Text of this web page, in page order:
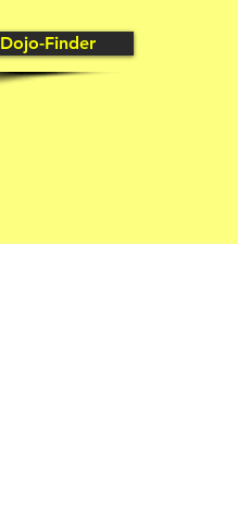
Dojo-Finder